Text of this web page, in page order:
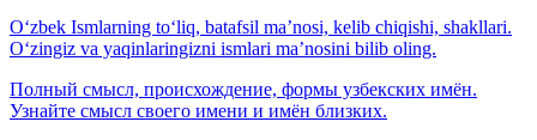
O‘zbek Ismlarning to‘liq, batafsil ma’nosi, kelib chiqishi, shakllari.
O‘zingiz va yaqinlaringizni ismlari ma’nosini bilib oling.
Полный смысл, происхождение, формы узбекских имён.
Узнайте смысл своего имени и имён близких.